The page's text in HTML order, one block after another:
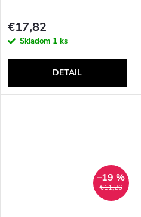
€17,82
Skladom 1 ks
DETAIL
€11,26
–19 %